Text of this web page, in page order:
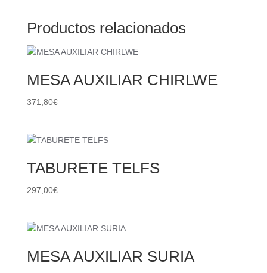
Productos relacionados
MESA AUXILIAR CHIRLWE
371,80€
TABURETE TELFS
297,00€
MESA AUXILIAR SURIA